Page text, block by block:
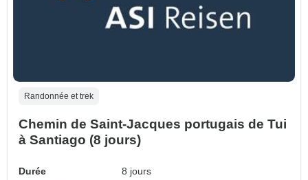
Randonnée et trek
Chemin de Saint-Jacques portugais de Tui
à Santiago (8 jours)
Durée
8 jours